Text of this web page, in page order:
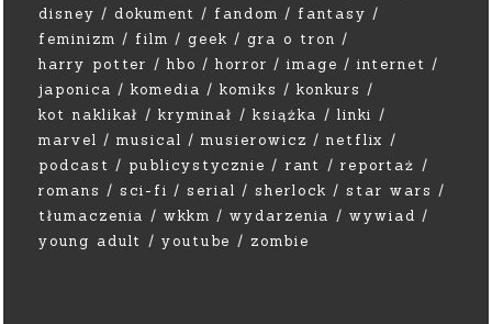
disney
dokument fandom
fantasy
feminizm
film geek
gra o tron
harry potter
hbo horror image
internet
japonica
komedia komiks
konkurs
kot naklikał
kryminał książka
linki
marvel
musical musierowicz
netflix
podcast
publicystycznie rant
reportaż
romans
sci-fi serial sherlock
star wars
tłumaczenia
wkkm wydarzenia
wywiad
young adult
youtube zombie